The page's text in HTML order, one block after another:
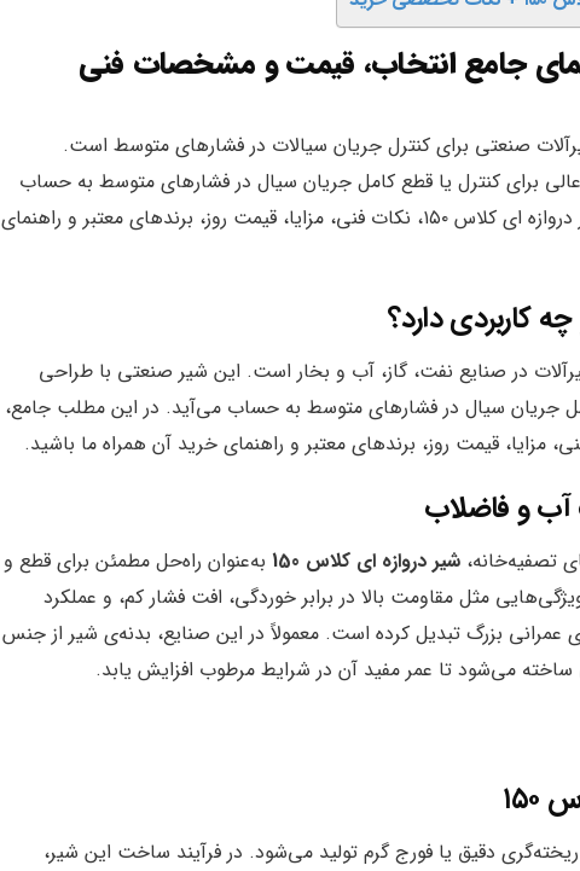
برای کنترل یا قطع کامل جریان سیال در فشارهای متوسط به حساب
می‌آید. در این مطلب جامع، با بررسی دقیق شیر دروازه‌ ای کلاس ۱۵۰، نکات فنی، مزایا، قیمت روز، برندهای معتبر و راهنمای
در صنایع نفت، گاز، آب و بخار است. این شیر صنعتی با طراحی
جریان سیال در فشارهای متوسط به حساب می‌آید. در این مطلب جامع،
تصفیه‌خانه، شیر دروازه ای کلاس 150
به‌عنوان راه‌حل مطمئن برای قطع و
مثل مقاومت بالا در برابر خوردگی، افت فشار کم، و عملکرد
عمرانی بزرگ تبدیل کرده است. معمولاً در این صنایع، بدنه‌ی شیر از جنس
ساخته می‌شود تا عمر مفید آن در شرایط مرطوب افزایش یابد.
ریخته‌گری دقیق یا فورج گرم تولید می‌شود. در فرآیند ساخت این شیر،